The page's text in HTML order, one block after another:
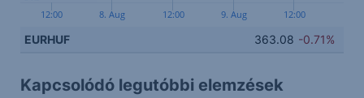
12:00 8. Aug 12:00 9. Aug 12:00
EURHUF 363.08 -0.71%
Kapcsolódó legutóbbi elemzések